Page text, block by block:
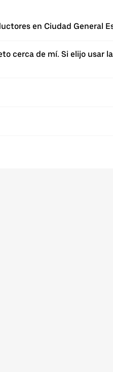
en Ciudad General
cerca de mí. Si elijo usar